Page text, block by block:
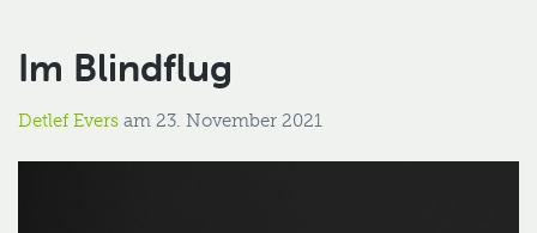
Im Blindflug
Detlef Evers am 23. November 2021